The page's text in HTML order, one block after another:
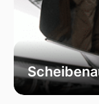
Bei uns